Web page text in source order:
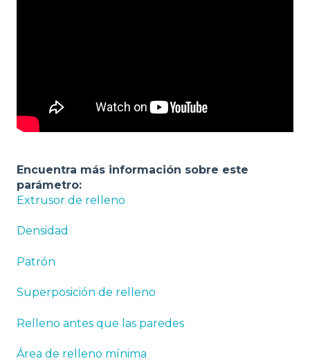
Encuentra más información sobre este
parámetro:
Extrusor de relleno
Densidad
Patrón
Superposición de relleno
Relleno antes que las paredes
Área de relleno mínima